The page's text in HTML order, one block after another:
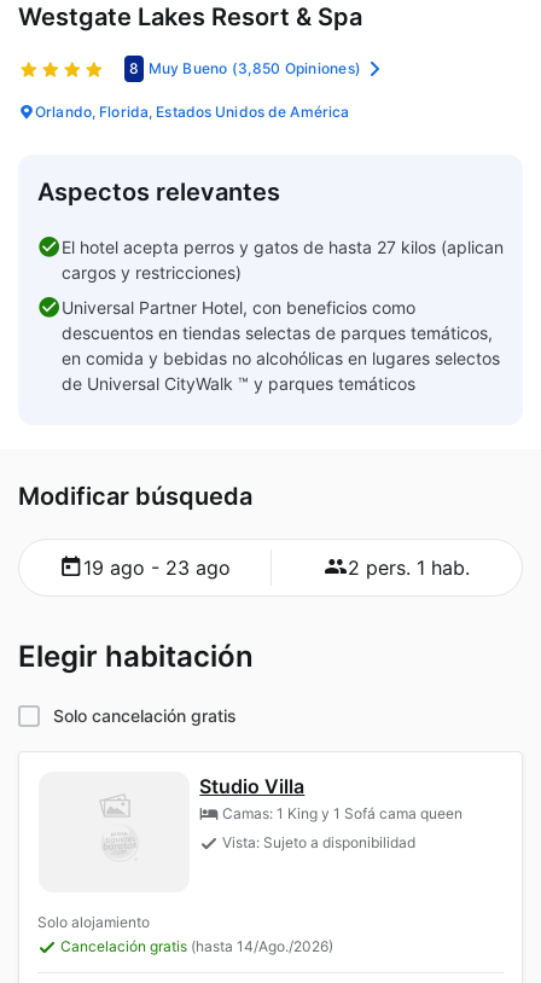
Westgate Lakes Resort & Spa
8 Muy Bueno (3,850 Opiniones)
Orlando, Florida, Estados Unidos de América
Aspectos relevantes
El hotel acepta perros y gatos de hasta 27 kilos (aplican
cargos y restricciones)
Universal Partner Hotel, con beneficios como
descuentos en tiendas selectas de parques temáticos,
en comida y bebidas no alcohólicas en lugares selectos
de Universal CityWalk ™ y parques temáticos
Modificar búsqueda
19 ago - 23 ago 2 pers. 1 hab.
Elegir habitación
Solo cancelación gratis
Studio Villa
Camas: 1 King y 1 Sofá cama queen
Vista: Sujeto a disponibilidad
Solo alojamiento
Cancelación gratis (hasta 14/Ago./2026)